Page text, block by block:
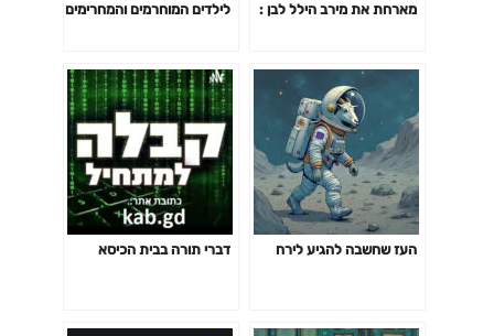
מארחת את מירב הילל לבן :
לילדים המוחרמים והמחרימים
סיגל אלבז
העז שחשבה להגיע לירח דברי תורה בבית הכיסא